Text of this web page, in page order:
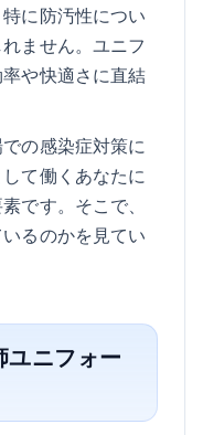
に防汚性につい
ません。ユニフ
や快適さに直結
の感染症対策に
て働くあなたに
です。そこで、
るのかを見てい
ユニフォー